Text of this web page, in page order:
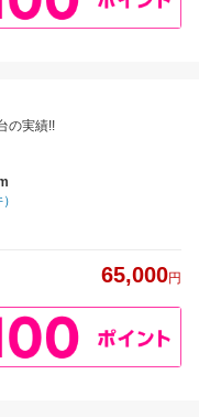
の実績!!
65,000円